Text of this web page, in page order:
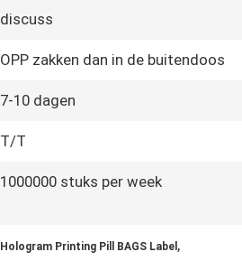
discuss
OPP zakken dan in de buitendoos
7-10 dagen
T/T
1000000 stuks per week
Hologram Printing Pill BAGS Label ,